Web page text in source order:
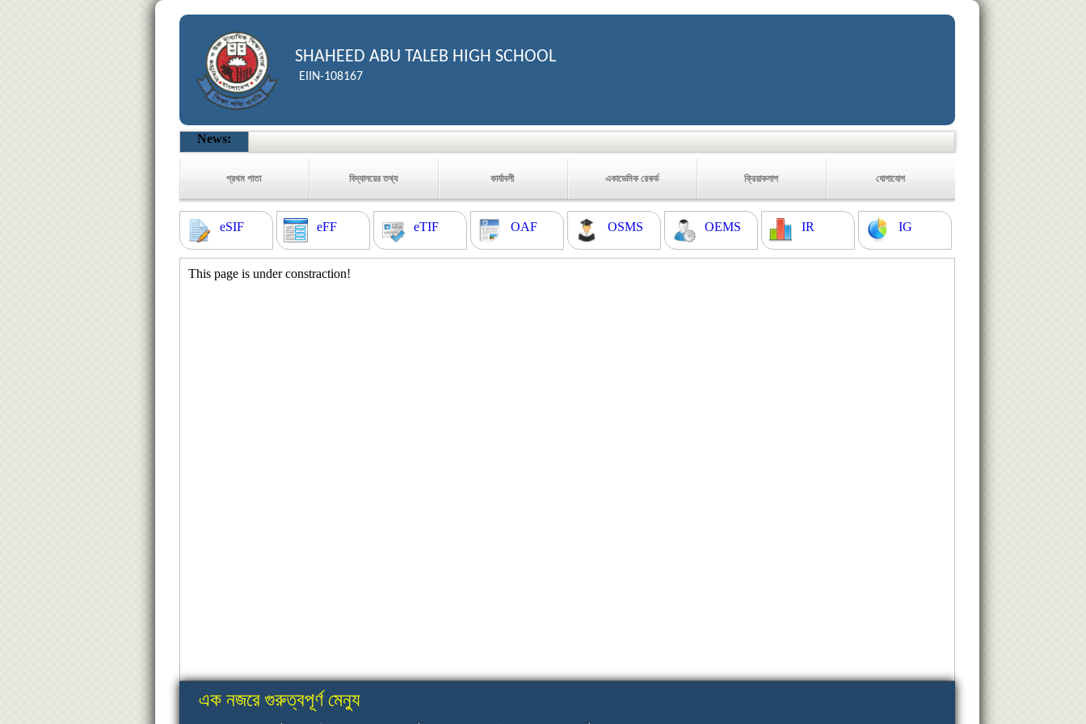
SHAHEED ABU TALEB HIGH SCHOOL
EIIN-108167
News:
প্রথম পাতা বিদ্যালয়ের তথ্য কার্যাবলী একাডেমিক রেকর্ড ক্রিয়াকলাপ যোগাযোগ
eSIF eFF eTIF OAF OSMS OEMS IR IG
This page is under constraction!
এক নজরে গুরুত্বপূর্ণ মেন্যু